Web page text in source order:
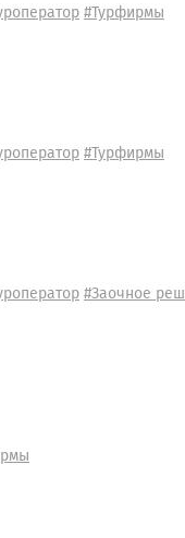
#Турфирмы
#Турфирмы
#Заочное